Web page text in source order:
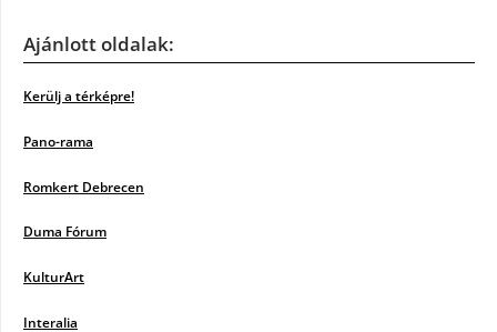
Ajánlott oldalak:
Kerülj a térképre!
Pano-rama
Romkert Debrecen
Duma Fórum
KulturArt
Interalia